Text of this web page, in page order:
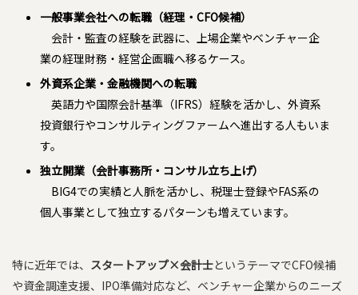
一般事業会社への転職（経理・CFO候補）
会計・監査の経験を武器に、上場企業やベンチャー企
業の経理財務・経営企画職へ移るケース。
外資系企業・金融機関への転職
英語力や国際会計基準（IFRS）経験を活かし、外資系
投資銀行やコンサルティングファームへ進出する人もいま
す。
独立開業（会計事務所・コンサル立ち上げ）
BIG4での実績と人脈を活かし、税理士登録やFAS系の
個人事業として独立するパターンも増えています。
特に近年では、 スタートアップ×会計士というテーマでCFO候補
や資金調達支援、IPO準備対応など、ベンチャー企業からのニーズ